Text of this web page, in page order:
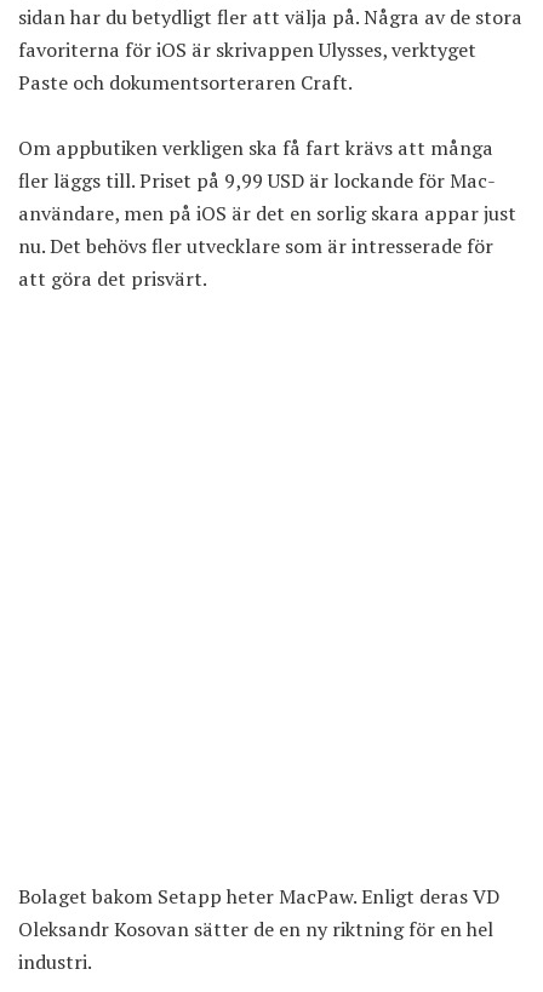
sidan har du betydligt fler att välja på. Några av de stora
favoriterna för iOS är skrivappen Ulysses, verktyget
Paste och dokumentsorteraren Craft.
Om appbutiken verkligen ska få fart krävs att många
fler läggs till. Priset på 9,99 USD är lockande för Mac-
användare, men på iOS är det en sorlig skara appar just
nu. Det behövs fler utvecklare som är intresserade för
att göra det prisvärt.
Bolaget bakom Setapp heter MacPaw. Enligt deras VD
Oleksandr Kosovan sätter de en ny riktning för en hel
industri.